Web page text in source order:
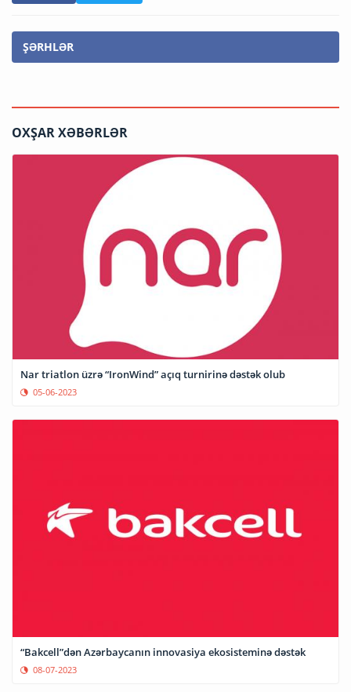
ŞƏRHLƏR
OXŞAR XƏBƏRLƏR
Nar triatlon üzrə “IronWind” açıq turnirinə dəstək olub
05-06-2023
“Bakcell”dən Azərbaycanın innovasiya ekosisteminə dəstək
08-07-2023